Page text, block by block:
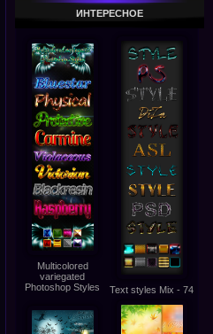
ИНТЕРЕСНОЕ
Multicolored
variegated
Photoshop Styles
Text styles Mix - 74